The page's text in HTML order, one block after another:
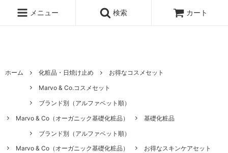
ノンケミカル日焼け止め、オーガニックコスメのオンライン通販ショッ
メニュー 検索 カート
ホーム 化粧品・日焼け止め
お得なコスメセット
Marvo & Co.コスメセット
ブランド別（アルファベット順）
Marvo & Co（オーガニック基礎化粧品）
基礎化粧品
ブランド別（アルファベット順）
Marvo & Co（オーガニック基礎化粧品）
お得なスキンケアセット